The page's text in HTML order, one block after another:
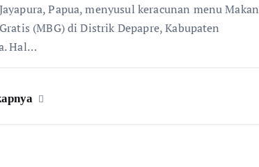
Papua, menyusul keracunan menu Makan
(MBG) di Distrik Depapre, Kabupaten
Hal…